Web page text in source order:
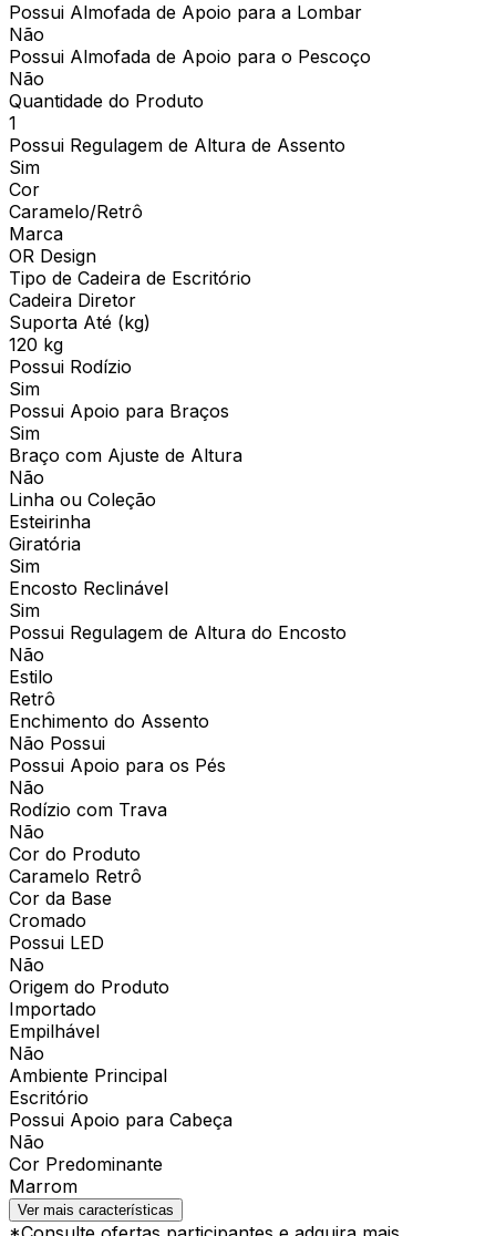
Possui Almofada de Apoio para a Lombar
Não
Possui Almofada de Apoio para o Pescoço
Não
Quantidade do Produto
1
Possui Regulagem de Altura de Assento
Sim
Cor
Caramelo/Retrô
Marca
OR Design
Tipo de Cadeira de Escritório
Cadeira Diretor
Suporta Até (kg)
120 kg
Possui Rodízio
Sim
Possui Apoio para Braços
Sim
Braço com Ajuste de Altura
Não
Linha ou Coleção
Esteirinha
Giratória
Sim
Encosto Reclinável
Sim
Possui Regulagem de Altura do Encosto
Não
Estilo
Retrô
Enchimento do Assento
Não Possui
Possui Apoio para os Pés
Não
Rodízio com Trava
Não
Cor do Produto
Caramelo Retrô
Cor da Base
Cromado
Possui LED
Não
Origem do Produto
Importado
Empilhável
Não
Ambiente Principal
Escritório
Possui Apoio para Cabeça
Não
Cor Predominante
Marrom
Ver mais características